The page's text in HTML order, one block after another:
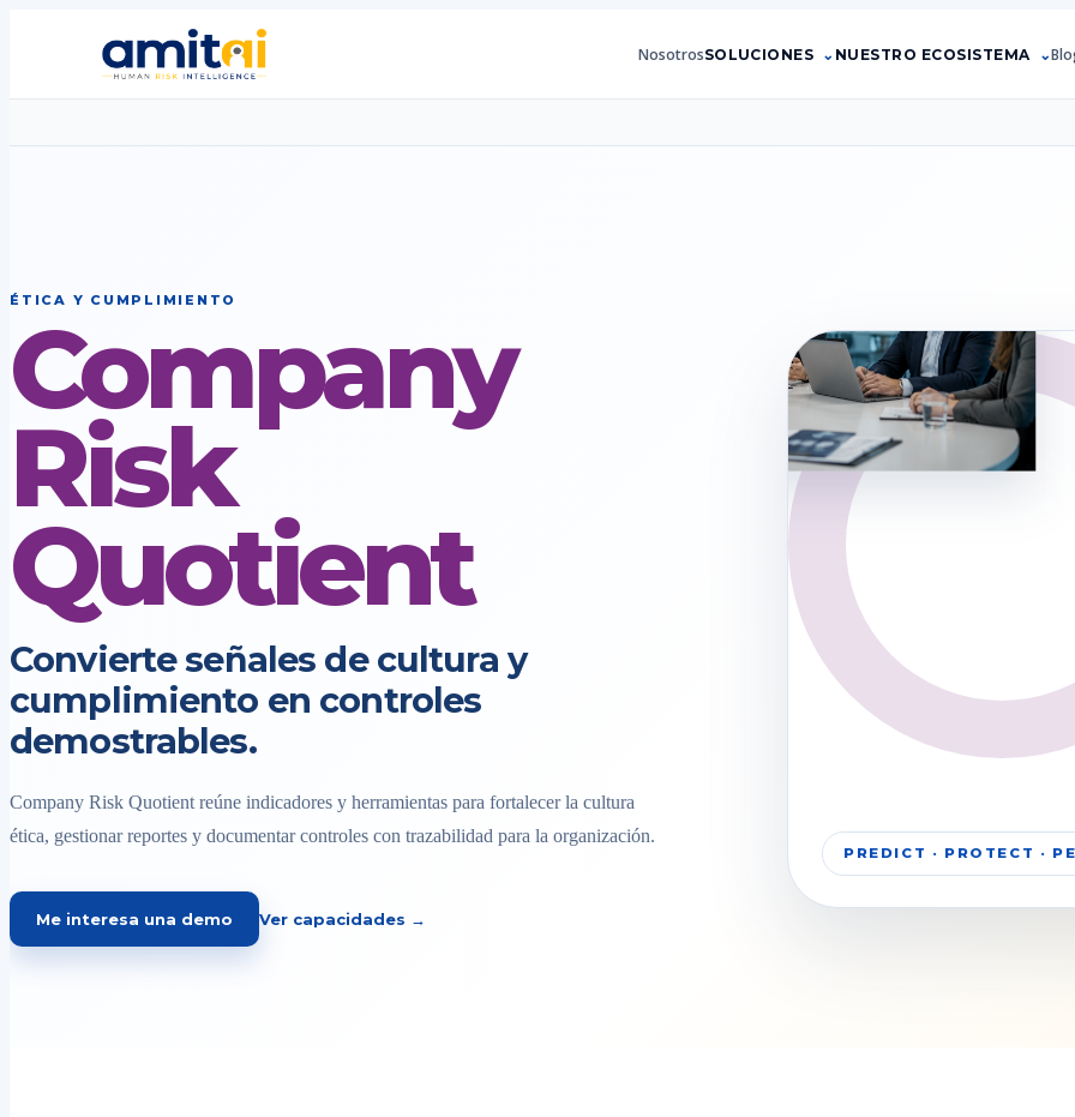
NosotrosSOLUCIONES NUESTRO ECOSISTEMA
ÉTICA Y CUMPLIMIENTO
Company
Risk
Quotient
Convierte señales de cultura y
cumplimiento en controles
demostrables.
Company Risk Quotient reúne indicadores y herramientas para fortalecer la cultura
ética, gestionar reportes y documentar controles con trazabilidad para la organización.
Me interesa una demo Ver capacidades →
PREDICT · PROTECT ·